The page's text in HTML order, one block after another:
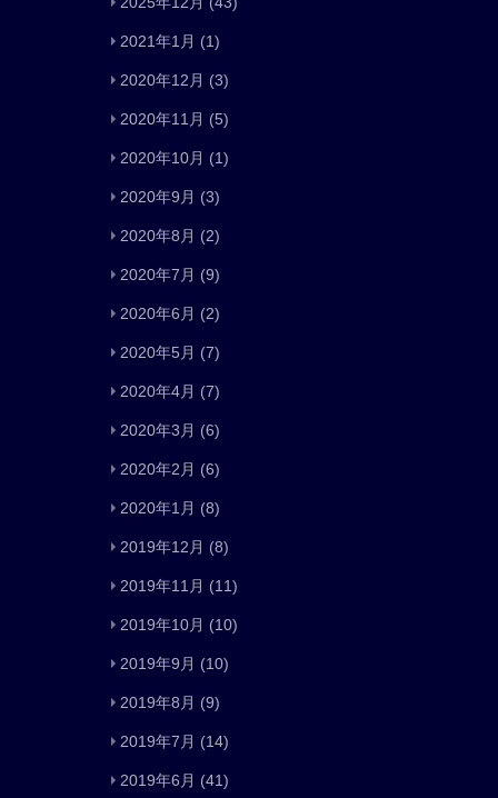
2021年1月 (1)
2020年12月 (3)
2020年11月 (5)
2020年10月 (1)
2020年9月 (3)
2020年8月 (2)
2020年7月 (9)
2020年6月 (2)
2020年5月 (7)
2020年4月 (7)
2020年3月 (6)
2020年2月 (6)
2020年1月 (8)
2019年12月 (8)
2019年11月 (11)
2019年10月 (10)
2019年9月 (10)
2019年8月 (9)
2019年7月 (14)
2019年6月 (41)